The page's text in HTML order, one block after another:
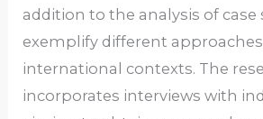
addition to the analysis of
exemplify different
international contexts. The
incorporates interviews with